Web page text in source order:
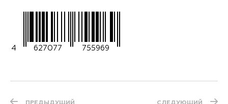
4 627077 755969
ПРЕДЫДУЩИЙ
СЛЕДУЮЩИЙ